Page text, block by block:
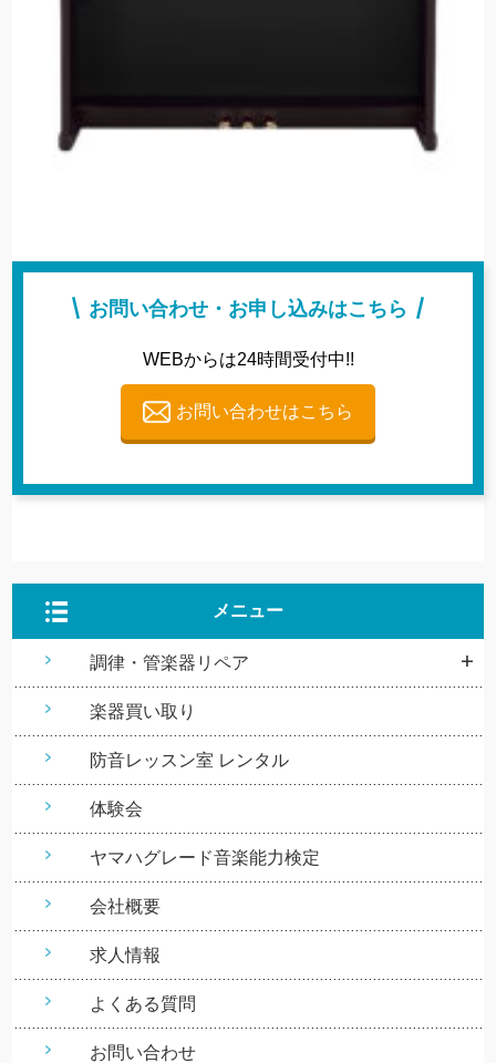
お問い合わせ・お申し込みはこちら
WEBからは24時間受付中!!
お問い合わせはこちら
メニュー
調律・管楽器リペア
楽器買い取り
防音レッスン室 レンタル
体験会
ヤマハグレード音楽能力検定
会社概要
求人情報
よくある質問
お問い合わせ